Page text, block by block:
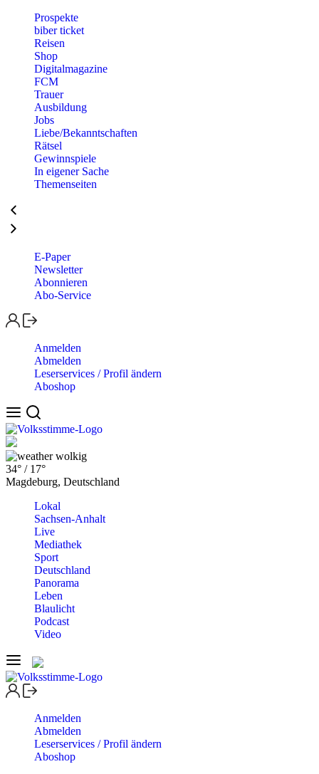
Prospekte
biber ticket
Reisen
Shop
Digitalmagazine
FCM
Trauer
Ausbildung
Jobs
Liebe/Bekanntschaften
Rätsel
Gewinnspiele
In eigener Sache
Themenseiten
E-Paper
Newsletter
Abonnieren
Abo-Service
Anmelden
Abmelden
Leserservices / Profil ändern
Aboshop
wolkig
34° / 17°
Magdeburg, Deutschland
Lokal
Sachsen-Anhalt
Live
Mediathek
Sport
Deutschland
Panorama
Leben
Blaulicht
Podcast
Video
Anmelden
Abmelden
Leserservices / Profil ändern
Aboshop